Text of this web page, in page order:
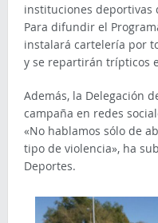
instituciones deportivas
Para difundir el
instalará cartelería por
y se repartirán trípticos
Además, la Delegación
campaña en redes
«No hablamos sólo de
tipo de violencia», ha
Deportes.